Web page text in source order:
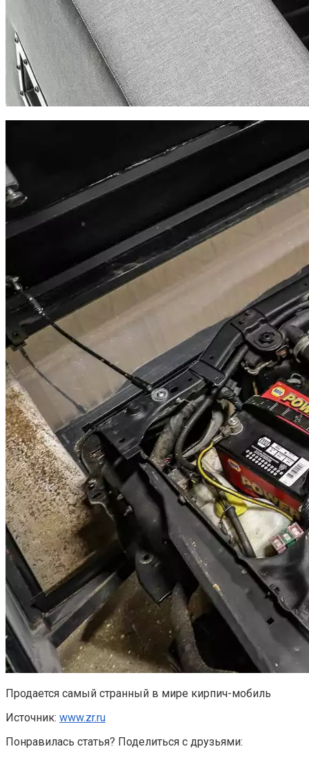
Продается самый странный в мире кирпич-мобиль
Источник: www.zr.ru
Понравилась статья? Поделиться с друзьями: